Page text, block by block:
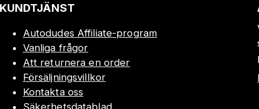
KUNDTJÄNST
Autodudes Affiliate-program
Vanliga frågor
Att returnera en order
Försäljningsvillkor
Kontakta oss
Säkerhetsdatablad